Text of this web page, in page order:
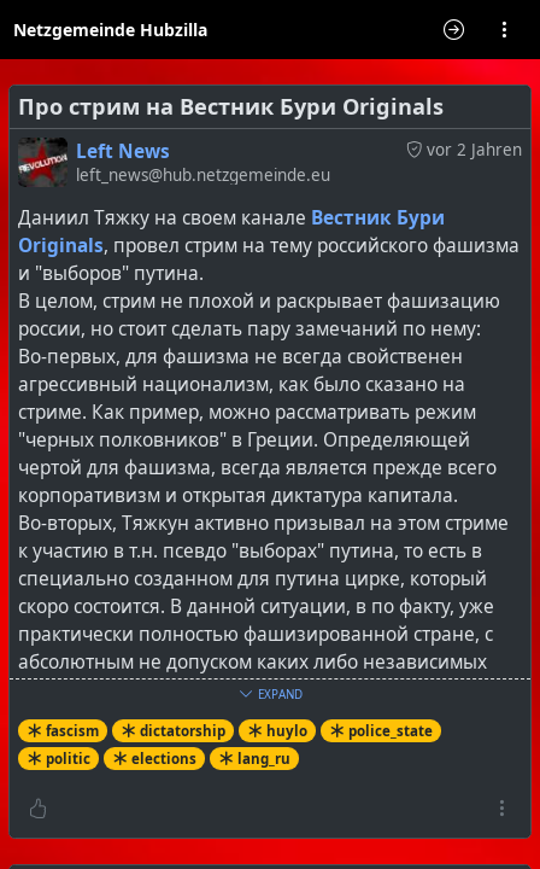
Netzgemeinde Hubzilla
Про стрим на Вестник Бури Originals
vor 2 Jahren
Left News
left_news@hub.netzgemeinde.eu
Даниил Тяжку на своем канале Вестник Бури
Originals, провел стрим на тему российского фашизма
и "выборов" путина.
В целом, стрим не плохой и раскрывает фашизацию
россии, но стоит сделать пару замечаний по нему:
Во-первых, для фашизма не всегда свойственен
агрессивный национализм, как было сказано на
стриме. Как пример, можно рассматривать режим
"черных полковников" в Греции. Определяющей
чертой для фашизма, всегда является прежде всего
корпоративизм и открытая диктатура капитала.
Во-вторых, Тяжкун активно призывал на этом стриме
к участию в т.н. псевдо "выборах" путина, то есть в
специально созданном для путина цирке, который
скоро состоится. В данной ситуации, в по факту, уже
практически полностью фашизированной стране, с
абсолютным не допуском каких либо независимых
кандидатов, с разогнанными и репрессированными
независимыми СМИ, с посаженными независимыми
наблюдателями, с тотальной диктатурой, цензурой и
слежкой, "выборами" в трехдневный срок на пеньках
и капотах машин, с ДЭГ и прочими ухищрениями, это
EXPAND
fascism dictatorship huylo
police_state
politic
elections lang_ru